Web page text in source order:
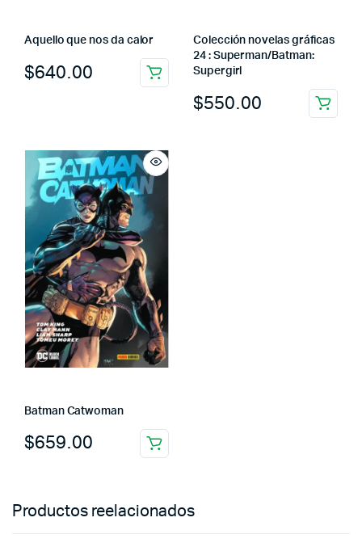
Aquello que nos da calor
$640.00
Colección novelas gráficas
24 : Superman/Batman:
Supergirl
$550.00
Batman Catwoman
$659.00
Productos reelacionados